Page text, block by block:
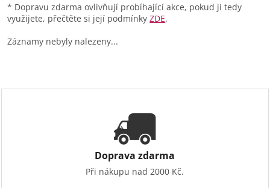
* Dopravu zdarma ovlivňují probíhající akce, pokud ji tedy
využijete, přečtěte si její podmínkyZDE.
Záznamy nebyly nalezeny...
Doprava zdarma
Při nákupu nad 2000 Kč.